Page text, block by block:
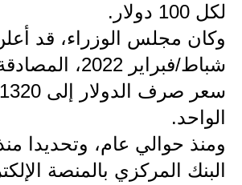
المرحلة
المرحلة
اسئلة وزارية
المرحلة
المرحلة
لكل 100 دولار.
شباط/فبراير
الواحد.
ومنذ حوالي عام، وتحديدا
البنك المركزي بالمنصة